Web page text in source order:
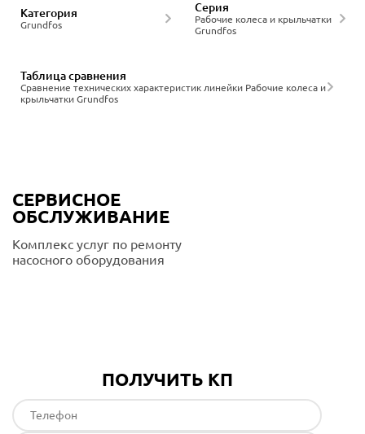
Grundfos
Категория
Рабочие колеса и крыльчатки
Grundfos
Серия
Сравнение технических характеристик линейки Рабочие колеса и
крыльчатки Grundfos
Таблица сравнения
СЕРВИСНОЕ
ОБСЛУЖИВАНИЕ
Комплекс услуг по ремонту
насосного оборудования
ПОЛУЧИТЬ КП